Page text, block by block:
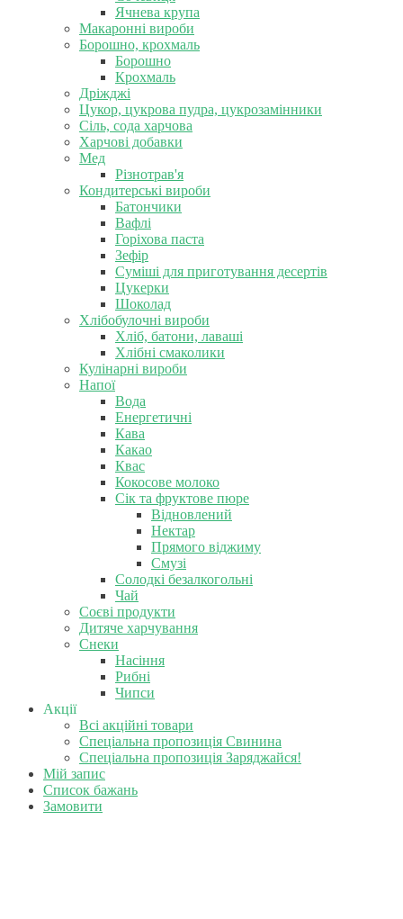
Ячнева крупа
Макаронні вироби
Борошно, крохмаль
Борошно
Крохмаль
Дріжджі
Цукор, цукрова пудра, цукрозамінники
Сіль, сода харчова
Харчові добавки
Мед
Різнотрав'я
Кондитерські вироби
Батончики
Вафлі
Горіхова паста
Зефір
Суміші для приготування десертів
Цукерки
Шоколад
Хлібобулочні вироби
Хліб, батони, лаваші
Хлібні смаколики
Кулінарні вироби
Напої
Вода
Енергетичні
Кава
Какао
Квас
Кокосове молоко
Сік та фруктове пюре
Відновлений
Нектар
Прямого віджиму
Смузі
Солодкі безалкогольні
Чай
Соєві продукти
Дитяче харчування
Снеки
Насіння
Рибні
Чипси
Акції
Всі акційні товари
Спеціальна пропозиція Свинина
Спеціальна пропозиція Заряджайся!
Мій запис
Список бажань
Замовити